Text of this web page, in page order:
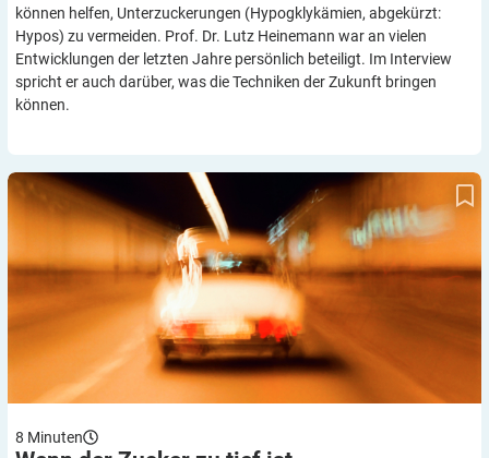
können helfen, Unterzuckerungen (Hypogklykämien, abgekürzt:
Hypos) zu vermeiden. Prof. Dr. Lutz Heinemann war an vielen
Entwicklungen der letzten Jahre persönlich beteiligt. Im Interview
spricht er auch darüber, was die Techniken der Zukunft bringen
können.
Wenn der Zucker zu tief ist
8 Minuten